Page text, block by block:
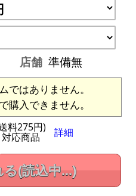
店舗 準備無
ではありません。
購入できません。
料275円)
対応商品 詳細
る(読込中...)